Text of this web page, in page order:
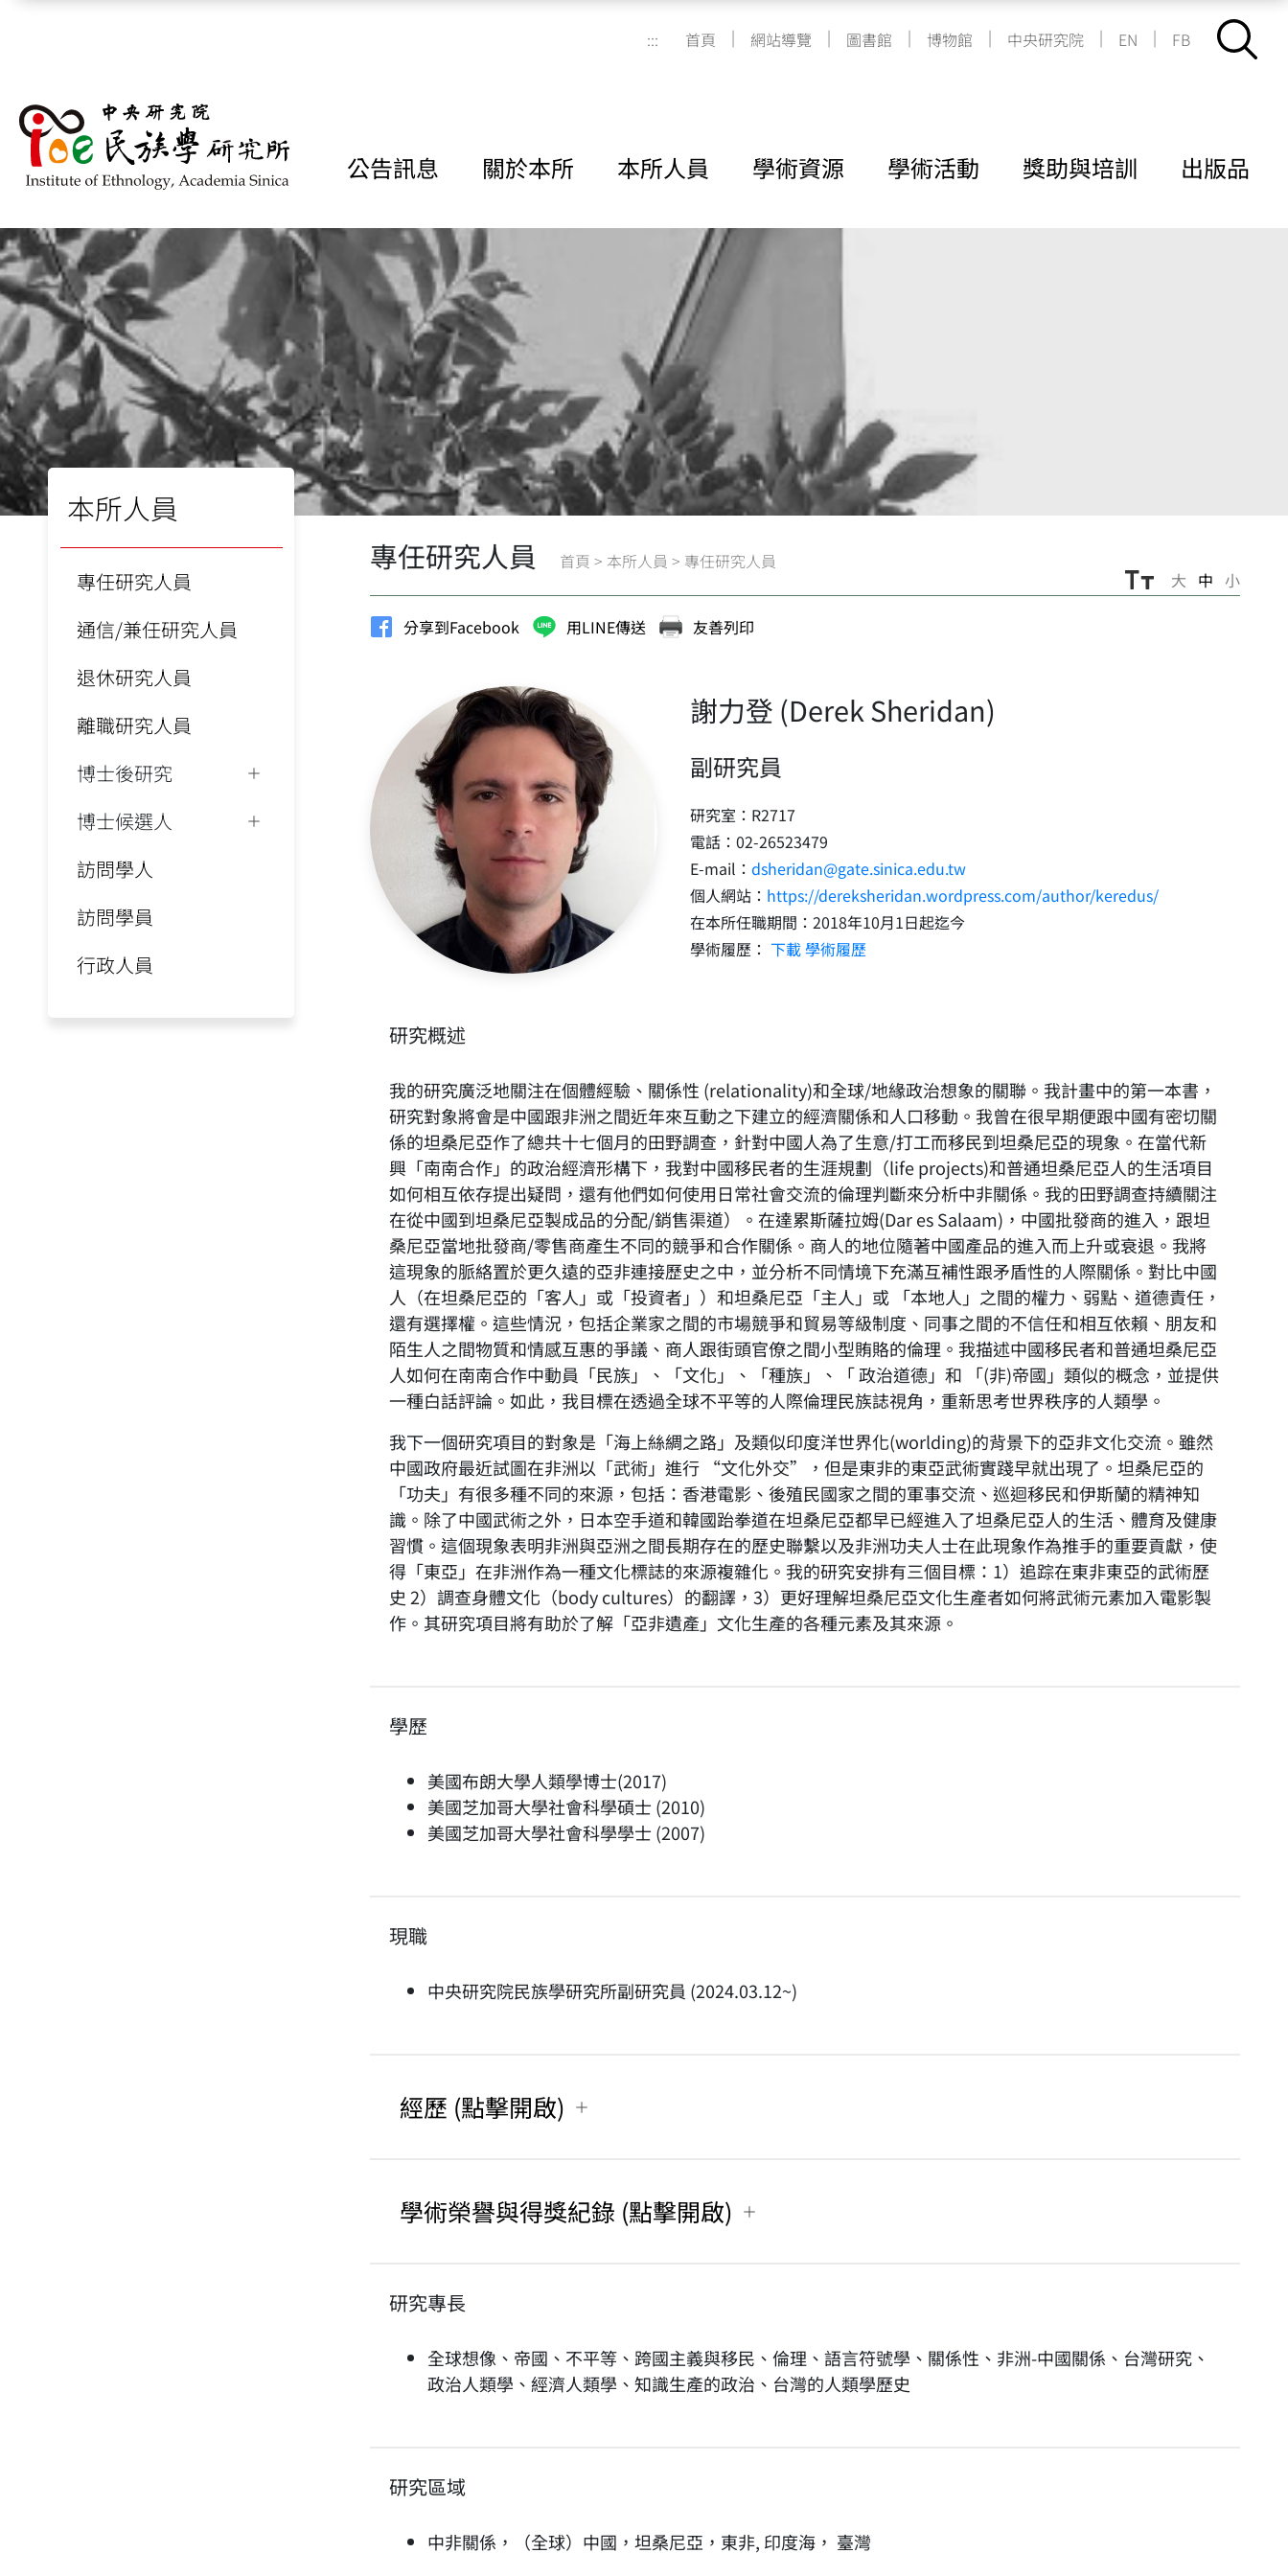
::: 首頁 | 網站導覽 | 圖書館 | 博物館 | 中央研究院 | EN | FB
公告訊息 關於本所 本所人員 學術資源 學術活動 獎助與培訓 出版品
本所人員
專任研究人員
通信/兼任研究人員
退休研究人員
離職研究人員
博士後研究
博士候選人
訪問學人
訪問學員
行政人員
專任研究人員 首頁 > 本所人員 > 專任研究人員
大 中 小
分享到Facebook 用LINE傳送 友善列印
謝力登 (Derek Sheridan)
副研究員
研究室：R2717
電話：02-26523479
E-mail： dsheridan@gate.sinica.edu.tw
個人網站： https://dereksheridan.wordpress.com/author/keredus/
在本所任職期間：2018年10月1日起迄今
學術履歷： 下載 學術履歷
研究概述
我的研究廣泛地關注在個體經驗、關係性 (relationality)和全球/地緣政治想象的關聯。我計畫中的第一本書，
研究對象將會是中國跟非洲之間近年來互動之下建立的經濟關係和人口移動。我曾在很早期便跟中國有密切關
係的坦桑尼亞作了總共十七個月的田野調查，針對中國人為了生意/打工而移民到坦桑尼亞的現象。在當代新
興「南南合作」的政治經濟形構下，我對中國移民者的生涯規劃（life projects)和普通坦桑尼亞人的生活項目
如何相互依存提出疑問，還有他們如何使用日常社會交流的倫理判斷來分析中非關係。我的田野調查持續關注
在從中國到坦桑尼亞製成品的分配/銷售渠道）。在達累斯薩拉姆(Dar es Salaam)，中國批發商的進入，跟坦
桑尼亞當地批發商/零售商產生不同的競爭和合作關係。商人的地位隨著中國產品的進入而上升或衰退。我將
這現象的脈絡置於更久遠的亞非連接歷史之中，並分析不同情境下充滿互補性跟矛盾性的人際關係。對比中國
人（在坦桑尼亞的「客人」或「投資者」）和坦桑尼亞「主人」或 「本地人」之間的權力、弱點、道德責任，
還有選擇權。這些情況，包括企業家之間的市場競爭和貿易等級制度、同事之間的不信任和相互依賴、朋友和
陌生人之間物質和情感互惠的爭議、商人跟街頭官僚之間小型賄賂的倫理。我描述中國移民者和普通坦桑尼亞
人如何在南南合作中動員「民族」、「文化」、「種族」、「 政治道德」和 「(非)帝國」類似的概念，並提供
一種白話評論。如此，我目標在透過全球不平等的人際倫理民族誌視角，重新思考世界秩序的人類學。
我下一個研究項目的對象是「海上絲綢之路」及類似印度洋世界化(worlding)的背景下的亞非文化交流。雖然
中國政府最近試圖在非洲以「武術」進行 “文化外交”，但是東非的東亞武術實踐早就出現了。坦桑尼亞的
「功夫」有很多種不同的來源，包括：香港電影、後殖民國家之間的軍事交流、巡迴移民和伊斯蘭的精神知
識。除了中國武術之外，日本空手道和韓國跆拳道在坦桑尼亞都早已經進入了坦桑尼亞人的生活、體育及健康
習慣。這個現象表明非洲與亞洲之間長期存在的歷史聯繫以及非洲功夫人士在此現象作為推手的重要貢獻，使
得「東亞」在非洲作為一種文化標誌的來源複雜化。我的研究安排有三個目標：1）追踪在東非東亞的武術歷
史 2）調查身體文化（body cultures）的翻譯，3）更好理解坦桑尼亞文化生產者如何將武術元素加入電影製
作。其研究項目將有助於了解「亞非遺產」文化生產的各種元素及其來源。
學歷
美國布朗大學人類學博士(2017)
美國芝加哥大學社會科學碩士 (2010)
美國芝加哥大學社會科學學士 (2007)
現職
中央研究院民族學研究所副研究員 (2024.03.12~)
經歷 (點擊開啟)
學術榮譽與得獎紀錄 (點擊開啟)
研究專長
全球想像、帝國、不平等、跨國主義與移民、倫理、語言符號學、關係性、非洲-中國關係、台灣研究、
政治人類學、經濟人類學、知識生產的政治、台灣的人類學歷史
研究區域
中非關係，（全球）中國，坦桑尼亞，東非, 印度海， 臺灣